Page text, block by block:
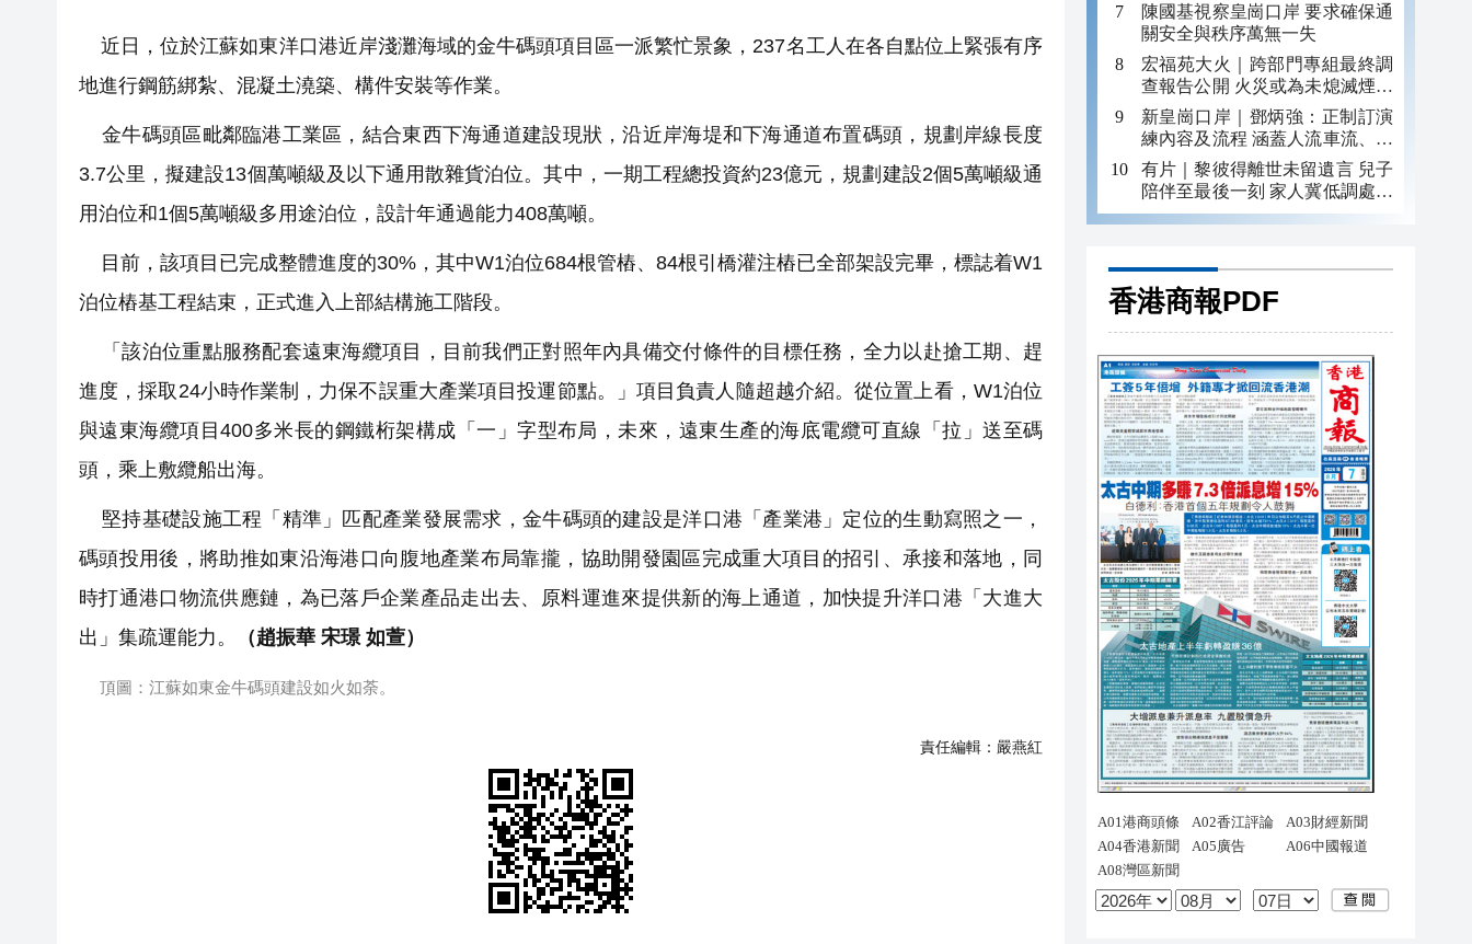
近日，位於江蘇如東洋口港近岸淺灘海域的金牛碼頭項目區一派繁忙景象，237名工人在各自點位上緊張有序
地進行鋼筋綁紮、混凝土澆築、構件安裝等作業。
金牛碼頭區毗鄰臨港工業區，結合東西下海通道建設現狀，沿近岸海堤和下海通道布置碼頭，規劃岸線長度
3.7公里，擬建設13個萬噸級及以下通用散雜貨泊位。其中，一期工程總投資約23億元，規劃建設2個5萬噸級通
用泊位和1個5萬噸級多用途泊位，設計年通過能力408萬噸。
目前，該項目已完成整體進度的30%，其中W1泊位684根管樁、84根引橋灌注樁已全部架設完畢，標誌着W1
泊位樁基工程結束，正式進入上部結構施工階段。
「該泊位重點服務配套遠東海纜項目，目前我們正對照年內具備交付條件的目標任務，全力以赴搶工期、趕
進度，採取24小時作業制，力保不誤重大產業項目投運節點。」項目負責人隨超越介紹。從位置上看，W1泊位
與遠東海纜項目400多米長的鋼鐵桁架構成「一」字型布局，未來，遠東生產的海底電纜可直線「拉」送至碼
頭，乘上敷纜船出海。
堅持基礎設施工程「精準」匹配產業發展需求，金牛碼頭的建設是洋口港「產業港」定位的生動寫照之一，
碼頭投用後，將助推如東沿海港口向腹地產業布局靠攏，協助開發園區完成重大項目的招引、承接和落地，同
時打通港口物流供應鏈，為已落戶企業產品走出去、原料運進來提供新的海上通道，加快提升洋口港「大進大
出」集疏運能力。
（趙振華 宋璟 如萱）
頂圖：江蘇如東金牛碼頭建設如火如荼。
責任編輯： 嚴燕紅
陳國基視察皇崗口岸 要求確保通
關安全與秩序萬無一失
宏福苑大火｜跨部門專組最終調
查報告公開 火災或為未熄滅煙頭
引發
新皇崗口岸｜鄧炳強：正制訂演
練內容及流程 涵蓋人流車流、緊
急應變等
有片｜黎彼得離世未留遺言 兒子
陪伴至最後一刻 家人冀低調處理
後事
香港商報PDF